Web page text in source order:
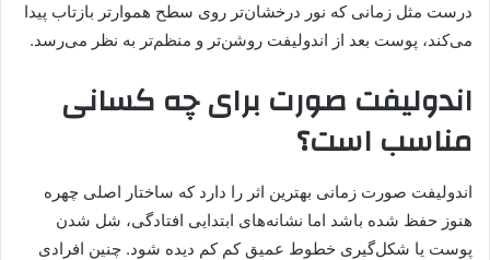
درست مثل زمانی که نور درخشان‌تر روی سطح هموارتر بازتاب پیدا
می‌کند، پوست بعد از اندولیفت روشن‌تر و منظم‌تر به نظر می‌رسد.
اندولیفت صورت برای چه کسانی
مناسب است؟
اندولیفت صورت زمانی بهترین اثر را دارد که ساختار اصلی چهره
هنوز حفظ شده باشد اما نشانه‌های ابتدایی افتادگی، شل شدن
پوست یا شکل‌گیری خطوط عمیق کم کم دیده شود. چنین افرادی